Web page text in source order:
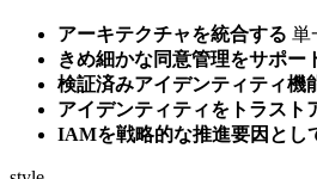
アーキテクチャを統合する 単
きめ細かな同意管理をサポー
検証済みアイデンティティ機
アイデンティティをトラスト
IAMを戦略的な推進要因とし